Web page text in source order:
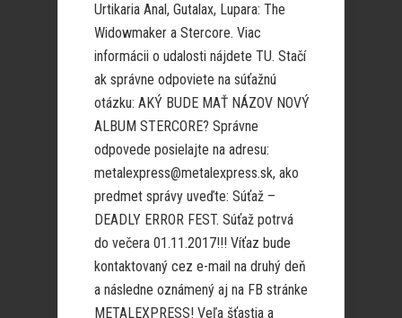
Urtikaria Anal, Gutalax, Lupara: The
Widowmaker a Stercore. Viac
informácii o udalosti nájdete TU. Stačí
ak správne odpoviete na súťažnú
otázku: AKÝ BUDE MAŤ NÁZOV NOVÝ
ALBUM STERCORE? Správne
odpovede posielajte na adresu:
metalexpress@metalexpress.sk, ako
predmet správy uveďte: Súťaž –
DEADLY ERROR FEST. Súťaž potrvá
do večera 01.11.2017!!! Víťaz bude
kontaktovaný cez e-mail na druhý deň
a následne oznámený aj na FB stránke
METALEXPRESS! Veľa šťastia a